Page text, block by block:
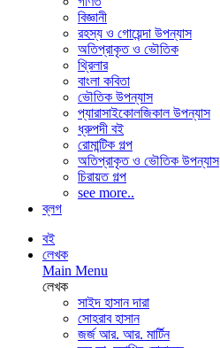
বিজ্ঞানী
রহস্য ও গোয়েন্দা উপন্যাস
অতিপ্রাকৃত ও ভৌতিক
থ্রিলার
বাংলা কবিতা
ভৌতিক উপন্যাস
প্যারাসাইকোলজিকাল উপন্যাস
ধ্রুপদী বই
রোমান্টিক গল্প
অতিপ্রাকৃত ও ভৌতিক উপন্যাস
চিরায়ত গল্প
see more..
ব্লগ
বই
লেখক
Main Menu
লেখক
সাইদ হাসান দারা
সোহরাব হাসান
জর্জ আর. আর. মার্টিন